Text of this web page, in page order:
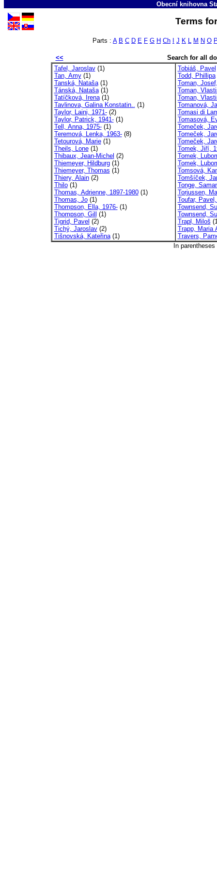
Obecní knihovna
Terms
Parts : A B C D E F G H Ch J K L M N O
<<
Search for all
Tafel, Jaroslav(1)
Tan, Amy(1)
Tanská, Nataša(1)
Tánská, Nataša(1)
Tatíčková, Irena(1)
Tavlinova, Galina Konstatin.. (1)
Taylor, Laini, 1971-(2)
Taylor, Patrick, 1941-(1)
Tell, Anna, 1975-(1)
Teremová, Lenka, 1963-(8)
Tetourová, Marie(1)
Theils, Lone(1)
Thibaux, Jean-Michel (2)
Thiemeyer, Hildburg(1)
Thiemeyer, Thomas (1)
Thiery, Alain(2)
Thilo(1)
Thomas, Adrienne, 1897-1980(1)
Thomas, Jo(1)
Thompson, Ella, 1976-(1)
Thompson, Gill
(1)
Tigrid, Pavel (2)
Tichý, Jaroslav(2)
Tišnovská, Kateřina(1)
Tobiáš, Pavel
Todd, Phillipa
Toman,
Toman,
Toman,
Tomanová,
Tomasi di
Tomasová,
Tomeček,
Tomeček,
Tomeček,
Tomek, Jiří,
Tomek,
Tomek,
Tomsová,
Tomšíček,
Tonge,
Torjussen,
Toufar,
Townsend,
Townsend,
Trapl, Miloš
Trapp, Maria
Travers,
In